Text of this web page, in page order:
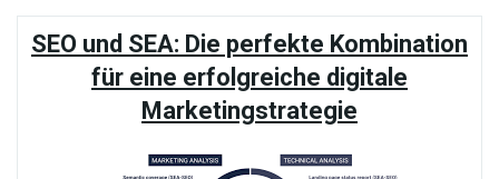
SEO und SEA: Die perfekte Kombination
für eine erfolgreiche digitale
Marketingstrategie